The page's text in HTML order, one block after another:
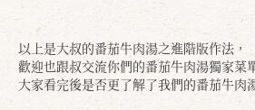
以上是大叔的番茄牛肉湯之進階版作法，
歡迎也跟叔交流你們的番茄牛肉湯獨家菜
大家看完後是否更了解了我們的番茄牛肉